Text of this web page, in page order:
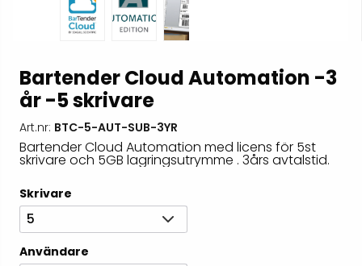
Bartender Cloud Automation -3
år -5 skrivare
Art.nr: BTC-5-AUT-SUB-3YR
Bartender Cloud Automation med licens för 5st
skrivare och 5GB lagringsutrymme . 3års avtalstid.
Skrivare
5
Användare